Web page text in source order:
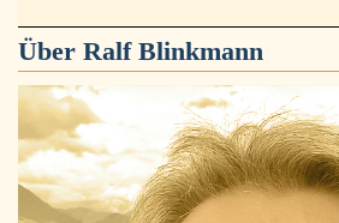
Über Ralf Blinkmann